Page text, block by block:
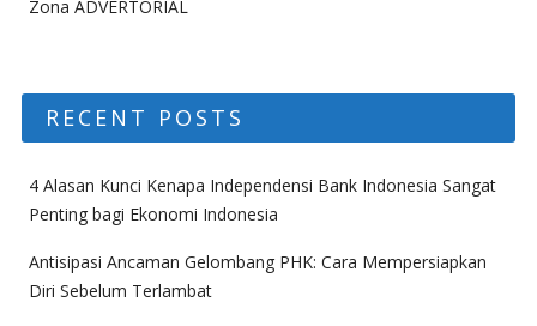
Zona ADVERTORIAL
RECENT POSTS
4 Alasan Kunci Kenapa Independensi Bank Indonesia Sangat
Penting bagi Ekonomi Indonesia
Antisipasi Ancaman Gelombang PHK: Cara Mempersiapkan
Diri Sebelum Terlambat